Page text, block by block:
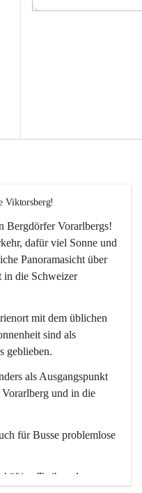
Viktorsberg!
Bergdörfer Vorarlbergs!
dafür viel Sonne und
Panoramasicht über
in die Schweizer
mit dem üblichen
sind als
geblieben.
als Ausgangspunkt
und in die
für Busse problemlose
Treiben der